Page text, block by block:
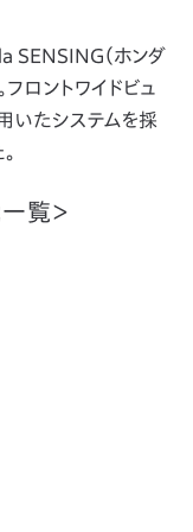
SENSING（ホンダ
ロントワイドビュ
いたシステムを採
覧＞